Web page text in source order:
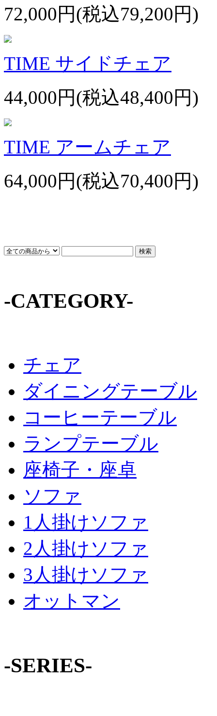
72,000円(税込79,200円)
TIME サイドチェア
44,000円(税込48,400円)
TIME アームチェア
64,000円(税込70,400円)
-CATEGORY-
チェア
ダイニングテーブル
コーヒーテーブル
ランプテーブル
座椅子・座卓
ソファ
1人掛けソファ
2人掛けソファ
3人掛けソファ
オットマン
-SERIES-